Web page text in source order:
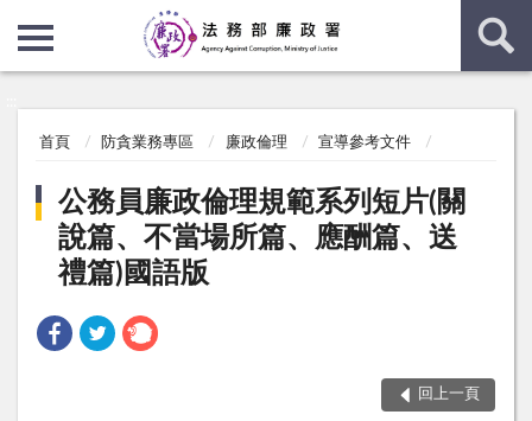
首頁 防貪業務專區 廉政倫理 宣導參考文件
公務員廉政倫理規範系列短片(關
說篇、不當場所篇、應酬篇、送
禮篇)國語版
回上一頁